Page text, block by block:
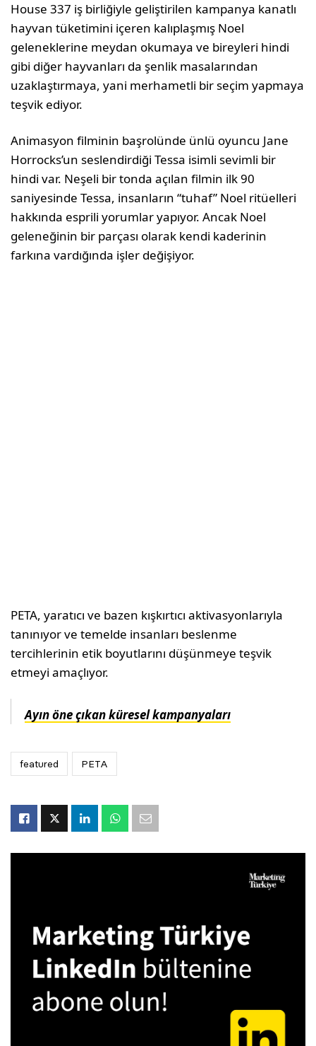
House 337 iş birliğiyle geliştirilen kampanya kanatlı
hayvan tüketimini içeren kalıplaşmış Noel
geleneklerine meydan okumaya ve bireyleri hindi
gibi diğer hayvanları da şenlik masalarından
uzaklaştırmaya, yani merhametli bir seçim yapmaya
teşvik ediyor.
Animasyon filminin başrolünde ünlü oyuncu Jane
Horrocks’un seslendirdiği Tessa isimli sevimli bir
hindi var. Neşeli bir tonda açılan filmin ilk 90
saniyesinde Tessa, insanların “tuhaf” Noel ritüelleri
hakkında esprili yorumlar yapıyor. Ancak Noel
geleneğinin bir parçası olarak kendi kaderinin
farkına vardığında işler değişiyor.
PETA, yaratıcı ve bazen kışkırtıcı aktivasyonlarıyla
tanınıyor ve temelde insanları beslenme
tercihlerinin etik boyutlarını düşünmeye teşvik
etmeyi amaçlıyor.
Ayın öne çıkan küresel kampanyaları
featured PETA